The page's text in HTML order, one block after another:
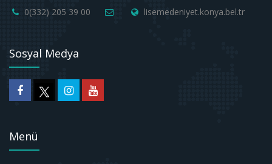
0(332) 205 39 00 lisemedeniyet.konya.bel.tr
Sosyal Medya
Menü